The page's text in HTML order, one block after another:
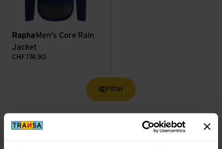
Rapha Men's Core Rain
Jacket
CHF 174.90
Filter